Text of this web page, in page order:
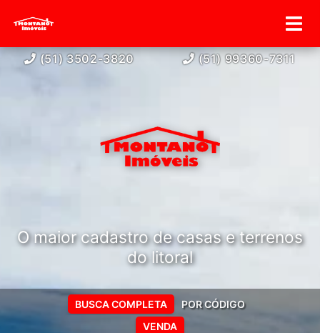
(51) 3502-3820 (51) 99360-7311
O maior cadastro de casas e terrenos
do litoral
VENDA
BUSCA COMPLETA POR CÓDIGO